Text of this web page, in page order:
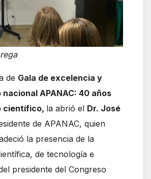
de Gala de excelencia y
APANAC: 40 años
científico, la abrió el Dr. José
de APANAC, quien
la presencia de la
de tecnología e
presidente del Congreso